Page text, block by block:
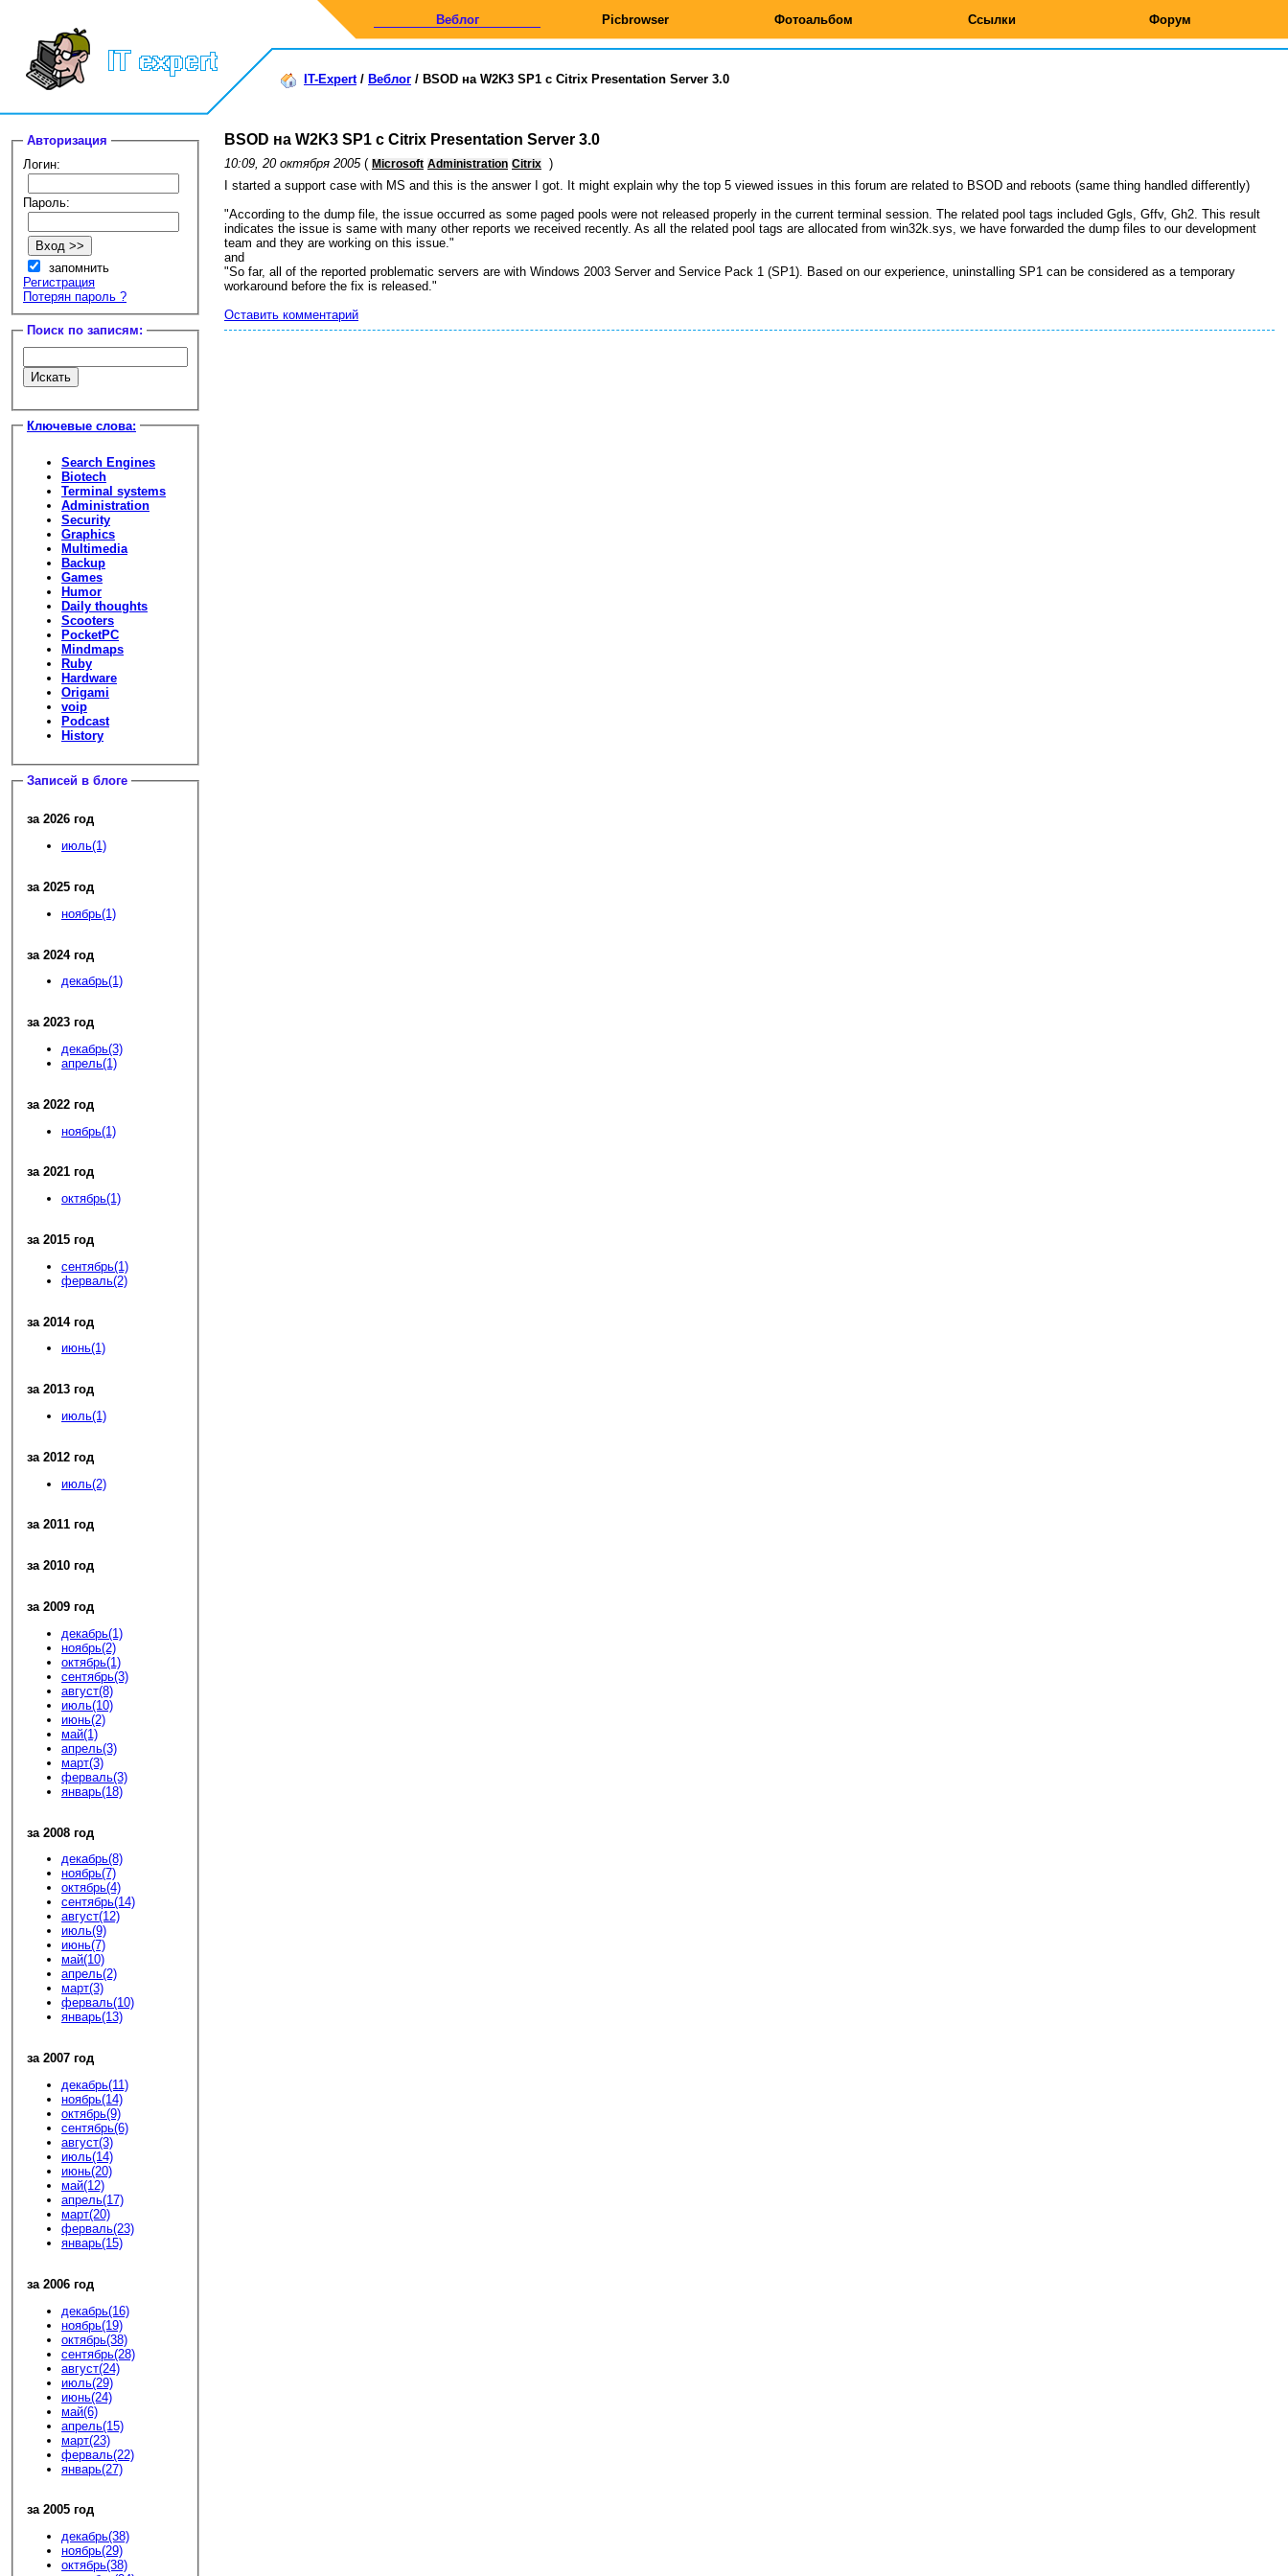
Веблог Picbrowser Фотоальбом Ссылки Форум
IT-Expert/ Веблог / BSOD на W2K3 SP1 c Citrix Presentation Server 3.0
Авторизация
Логин:
Пароль:
запомнить
Регистрация
Потерян пароль ?
Поиск по записям:
Ключевые слова:
Search Engines
Biotech
Terminal systems
Administration
Security
Graphics
Multimedia
Backup
Games
Humor
Daily thoughts
Scooters
PocketPC
Mindmaps
Ruby
Hardware
Origami
voip
Podcast
History
Записей в блоге
за 2026 год
июль(1)
за 2025 год
ноябрь(1)
за 2024 год
декабрь(1)
за 2023 год
декабрь(3)
апрель(1)
за 2022 год
ноябрь(1)
за 2021 год
октябрь(1)
за 2015 год
сентябрь(1)
ферваль(2)
за 2014 год
июнь(1)
за 2013 год
июль(1)
за 2012 год
июль(2)
за 2011 год
за 2010 год
за 2009 год
декабрь(1)
ноябрь(2)
октябрь(1)
сентябрь(3)
август(8)
июль(10)
июнь(2)
май(1)
апрель(3)
март(3)
ферваль(3)
январь(18)
за 2008 год
декабрь(8)
ноябрь(7)
октябрь(4)
сентябрь(14)
август(12)
июль(9)
июнь(7)
май(10)
апрель(2)
март(3)
ферваль(10)
январь(13)
за 2007 год
декабрь(11)
ноябрь(14)
октябрь(9)
сентябрь(6)
август(3)
июль(14)
июнь(20)
май(12)
апрель(17)
март(20)
ферваль(23)
январь(15)
за 2006 год
декабрь(16)
ноябрь(19)
октябрь(38)
сентябрь(28)
август(24)
июль(29)
июнь(24)
май(6)
апрель(15)
март(23)
ферваль(22)
январь(27)
за 2005 год
декабрь(38)
ноябрь(29)
октябрь(38)
BSOD на W2K3 SP1 c Citrix Presentation Server 3.0
10:09, 20 октября 2005 ( Microsoft Administration Citrix
)
I started a support case with MS and this is the answer I got. It might explain why the top 5 viewed issues in this forum are related to BSOD and reboots (same thing handled differently)
"According to the dump file, the issue occurred as some paged pools were not released properly in the current terminal session. The related pool tags included Ggls, Gffv, Gh2. This result
indicates the issue is same with many other reports we received recently. As all the related pool tags are allocated from win32k.sys, we have forwarded the dump files to our development
team and they are working o­n this issue."
and
"So far, all of the reported problematic servers are with Windows 2003 Server and Service Pack 1 (SP1). Based o­n our experience, uninstalling SP1 can be considered as a temporary
workaround before the fix is released."
Оставить комментарий